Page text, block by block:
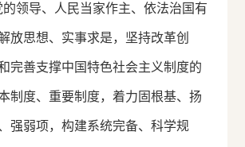
的领导、人民当家作主、依法治国有
放思想、实事求是，坚持改革创
完善支撑中国特色社会主义制度的
制度、重要制度，着力固根基、扬
强弱项，构建系统完备、科学规